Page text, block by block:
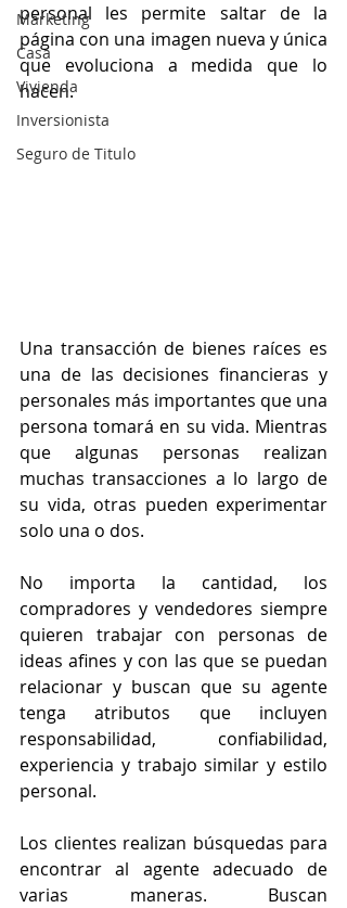
Marketing
Casa
Vivienda
Inversionista
Seguro de Titulo
personal les permite saltar de la
página con una imagen nueva y única
que evoluciona a medida que lo
hacen.
Una transacción de bienes raíces es
una de las decisiones financieras y
personales más importantes que una
persona tomará en su vida. Mientras
que algunas personas realizan
muchas transacciones a lo largo de
su vida, otras pueden experimentar
solo una o dos.
No importa la cantidad, los
compradores y vendedores siempre
quieren trabajar con personas de
ideas afines y con las que se puedan
relacionar y buscan que su agente
tenga atributos que incluyen
responsabilidad, confiabilidad,
experiencia y trabajo similar y estilo
personal.
Los clientes realizan búsquedas para
encontrar al agente adecuado de
varias maneras. Buscan